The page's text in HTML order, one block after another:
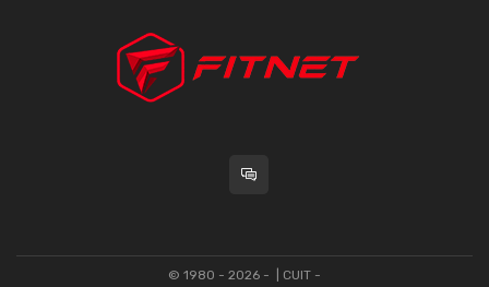
© 1980 - 2026 - | CUIT -